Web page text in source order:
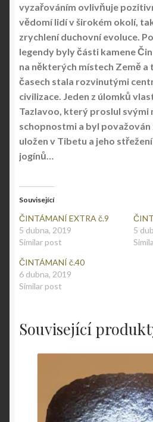
vyzařováním ovlivňuje
vědomí lidí v širokém okolí,
zrychlení duchovní evoluce.
legendy byly části kamene
na některých místech Země a
časech stala rozvinutými
civilizace. Jeden z úlomků
Tazlavoo, který proslul svými
schopnostmi a byl považován
uložen v Tibetu a jeho
jogínů…
Související
ČINTÁMANÍ EXTRA č.9
5 dubna, 2019
Similar post
5
ČINTÁMANÍ č.40
6 dubna, 2019
Similar post
Související